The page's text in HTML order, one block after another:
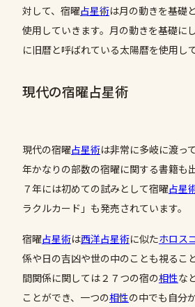
対して、宿曜占星術は月の動きを基礎
使用していきます。月の動きを基礎に
に旧暦と呼ばれている太陽暦を使用し
現代の宿曜占星術
現代の宿曜占星術は非常に多岐に渡っ
年かなりの部数の宿曜に関する書籍も
７年には初めての試みとして宿曜占星
ラクルカード」も発売されています。
宿曜占星術は西洋占星術に似たホロス
係や日の吉凶や世の中のことも視るこ
間関係に関しては２７つの宿の相性な
ことができ、一つの相性の中でも自分